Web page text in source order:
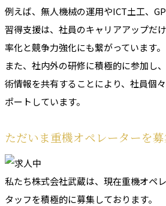
例えば、無人機械の運用やICT土工、
習得支援は、社員のキャリアアップだ
率化と競争力強化にも繋がっています。
また、社内外の研修に積極的に参加し
術情報を共有することにより、社員個
ポートしています。
ただいま重機オペレーターを募
私たち株式会社武蔵は、現在重機オペ
タッフを積極的に募集しております。